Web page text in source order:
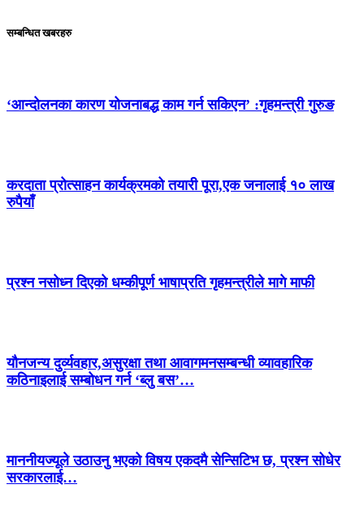
सम्बन्धित खबरहरु
‘आन्दोलनका कारण योजनाबद्ध काम गर्न सकिएन’ :गृहमन्त्री गुरुङ
करदाता प्रोत्साहन कार्यक्रमको तयारी पूरा,एक जनालाई १० लाख
रुपैयाँ
प्रश्न नसोध्न दिएको धम्कीपूर्ण भाषाप्रति गृहमन्त्रीले मागे माफी
यौनजन्य दुर्व्यवहार,असुरक्षा तथा आवागमनसम्बन्धी व्यावहारिक
कठिनाइलाई सम्बोधन गर्न ‘ब्लु बस’…
माननीयज्यूले उठाउनु भएको विषय एकदमै सेन्सिटिभ छ, प्रश्न सोधेर
सरकारलाई…